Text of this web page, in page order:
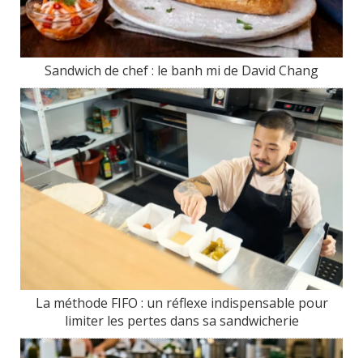
Sandwich de chef : le banh mi de David Chang
La méthode FIFO : un réflexe indispensable pour
limiter les pertes dans sa sandwicherie